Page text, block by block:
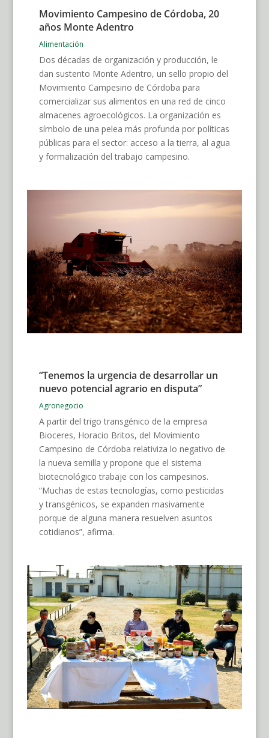
Movimiento Campesino de Córdoba, 20
años Monte Adentro
Alimentación
Dos décadas de organización y producción, le
dan sustento Monte Adentro, un sello propio del
Movimiento Campesino de Córdoba para
comercializar sus alimentos en una red de cinco
almacenes agroecológicos. La organización es
símbolo de una pelea más profunda por políticas
públicas para el sector: acceso a la tierra, al agua
y formalización del trabajo campesino.
“Tenemos la urgencia de desarrollar un
nuevo potencial agrario en disputa”
Agronegocio
A partir del trigo transgénico de la empresa
Bioceres, Horacio Britos, del Movimiento
Campesino de Córdoba relativiza lo negativo de
la nueva semilla y propone que el sistema
biotecnológico trabaje con los campesinos.
“Muchas de estas tecnologías, como pesticidas
y transgénicos, se expanden masivamente
porque de alguna manera resuelven asuntos
cotidianos”, afirma.